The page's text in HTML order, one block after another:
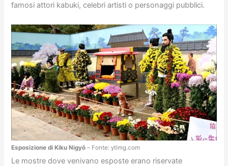
famosi attori kabuki, celebri artisti o personaggi pubblici.
Esposizione di Kiku Nigyō – Fonte: ytimg.com
Le mostre dove venivano esposte erano riservate